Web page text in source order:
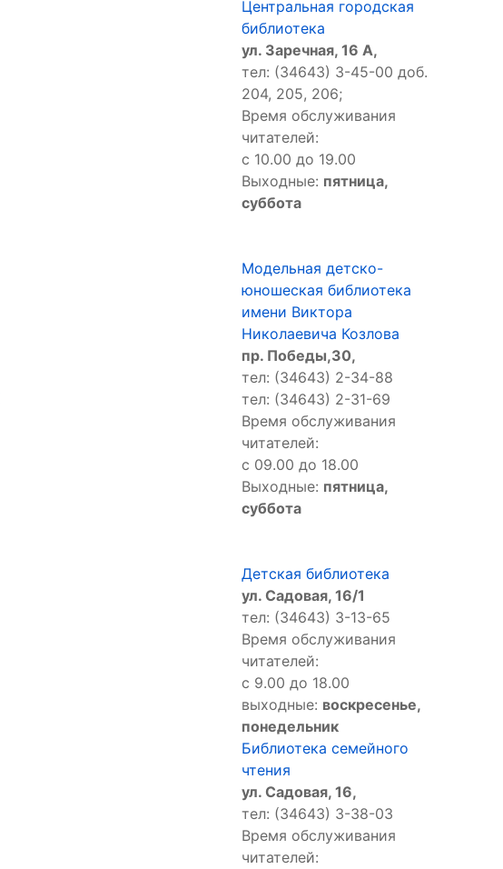
Центральная городская
библиотека
ул. Заречная, 16 А,
тел: (34643) 3-45-00 доб.
204, 205, 206;
Время обслуживания
читателей:
с 10.00 до 19.00
Выходные: пятница,
суббота
Модельная детско-
юношеская библиотека
имени Виктора
Николаевича Козлова
пр. Победы,30,
тел: (34643) 2-34-88
тел: (34643) 2-31-69
Время обслуживания
читателей:
с 09.00 до 18.00
Выходные: пятница,
суббота
Детская библиотека
ул. Садовая, 16/1
тел: (34643) 3-13-65
Время обслуживания
читателей:
с 9.00 до 18.00
выходные: воскресенье,
понедельник
Библиотека семейного
чтения
ул. Садовая, 16,
тел: (34643) 3-38-03
Время обслуживания
читателей: